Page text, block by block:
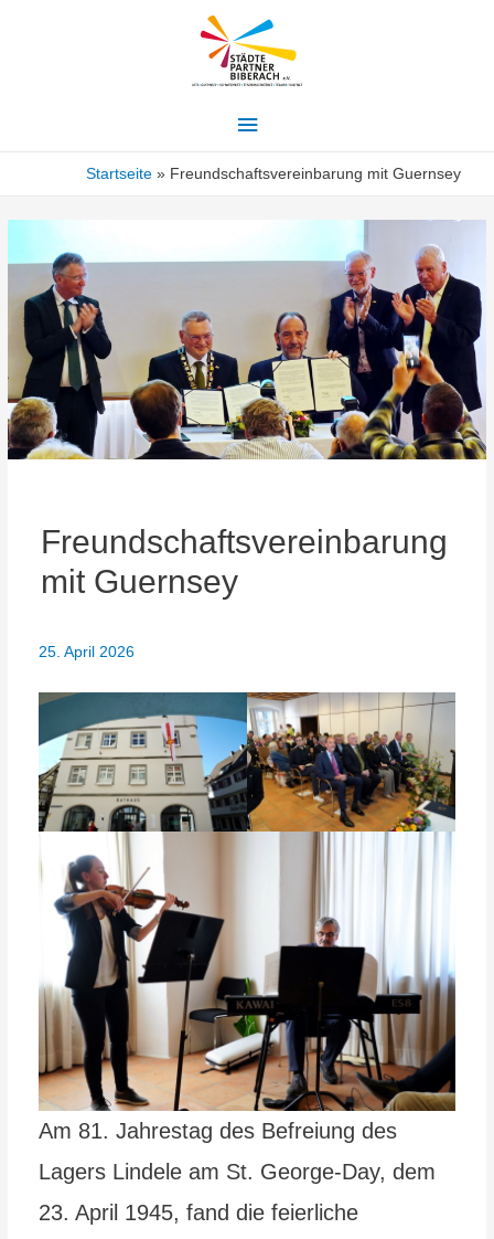
Hauptmenü
Startseite Freundschaftsvereinbarung mit Guernsey
Freundschaftsvereinbarung
mit Guernsey
25. April 2026
Am 81. Jahrestag des Befreiung des
Lagers Lindele am St. George-Day, dem
23. April 1945, fand die feierliche